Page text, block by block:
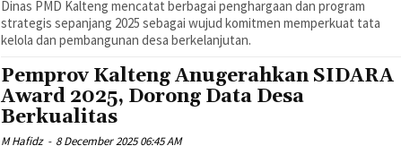
Dinas PMD Kalteng mencatat berbagai penghargaan dan program
strategis sepanjang 2025 sebagai wujud komitmen memperkuat tata
kelola dan pembangunan desa berkelanjutan.
Pemprov Kalteng Anugerahkan SIDARA
Award 2025, Dorong Data Desa
Berkualitas
M Hafidz - 8 December 2025 06:45 AM